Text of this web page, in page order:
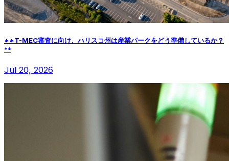
**T-MEC審査に向け、ハリスコ州は産業パークをどう準備しているか？
**
Jul 20, 2026